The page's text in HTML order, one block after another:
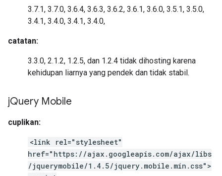
3.7.1, 3.7.0, 3.6.4, 3.6.3, 3.6.2, 3.6.1, 3.6.0, 3.5.1, 3.5.0,
3.4.1, 3.4.0, 3.4.1, 3.4.0,
catatan:
3.3.0, 2.1.2, 1.2.5, dan 1.2.4 tidak dihosting karena
kehidupan liarnya yang pendek dan tidak stabil.
jQuery Mobile
cuplikan:
<link rel="stylesheet"
href="https://ajax.googleapis.com/ajax/libs
/jquerymobile/1.4.5/jquery.mobile.min.css">